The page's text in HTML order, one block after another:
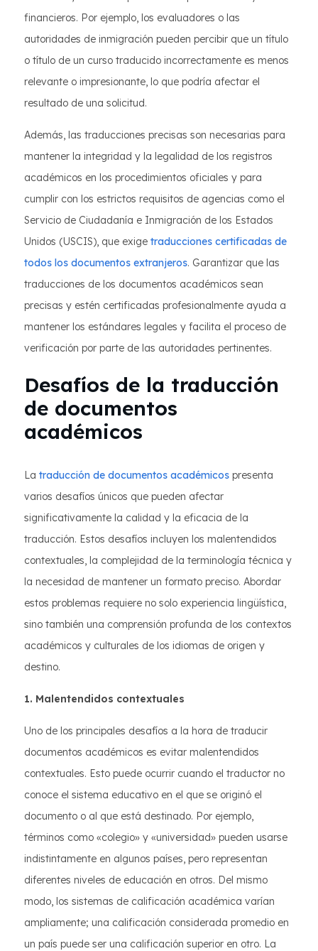
financieros. Por ejemplo, los evaluadores o las
autoridades de inmigración pueden percibir que un título
o título de un curso traducido incorrectamente es menos
relevante o impresionante, lo que podría afectar el
resultado de una solicitud.
Además, las traducciones precisas son necesarias para
mantener la integridad y la legalidad de los registros
académicos en los procedimientos oficiales y para
cumplir con los estrictos requisitos de agencias como el
Servicio de Ciudadanía e Inmigración de los Estados
Unidos (USCIS), que exige traducciones certificadas de
todos los documentos extranjeros. Garantizar que las
traducciones de los documentos académicos sean
precisas y estén certificadas profesionalmente ayuda a
mantener los estándares legales y facilita el proceso de
verificación por parte de las autoridades pertinentes.
Desafíos de la traducción
de documentos
académicos
La traducción de documentos académicos presenta
varios desafíos únicos que pueden afectar
significativamente la calidad y la eficacia de la
traducción. Estos desafíos incluyen los malentendidos
contextuales, la complejidad de la terminología técnica y
la necesidad de mantener un formato preciso. Abordar
estos problemas requiere no solo experiencia lingüística,
sino también una comprensión profunda de los contextos
académicos y culturales de los idiomas de origen y
destino.
1. Malentendidos contextuales
Uno de los principales desafíos a la hora de traducir
documentos académicos es evitar malentendidos
contextuales. Esto puede ocurrir cuando el traductor no
conoce el sistema educativo en el que se originó el
documento o al que está destinado. Por ejemplo,
términos como «colegio» y «universidad» pueden usarse
indistintamente en algunos países, pero representan
diferentes niveles de educación en otros. Del mismo
modo, los sistemas de calificación académica varían
ampliamente; una calificación considerada promedio en
un país puede ser una calificación superior en otro. La